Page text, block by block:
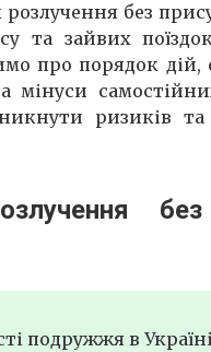
без
та зайвих
про порядок дій,
мінуси
ризиків та
без
подружжя в